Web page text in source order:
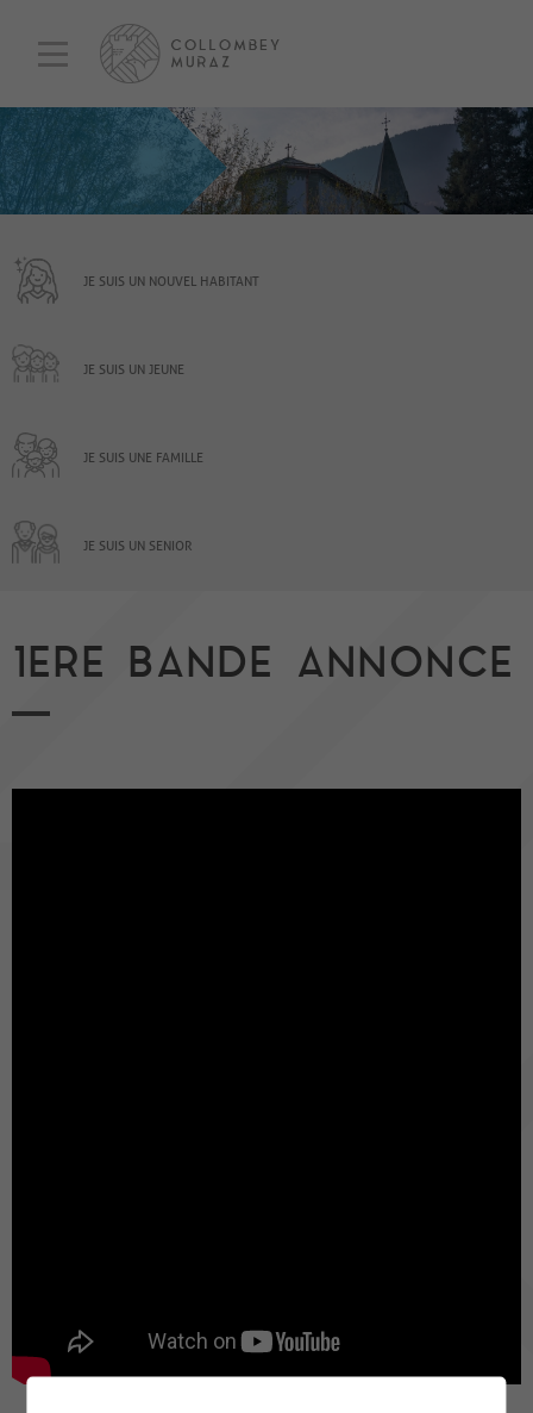
JE SUIS UN NOUVEL HABITANT
JE SUIS UN JEUNE
JE SUIS UNE FAMILLE
JE SUIS UN SENIOR
1ERE BANDE ANNONCE